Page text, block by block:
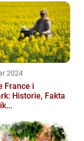
2024
France i
Historie, Fakta